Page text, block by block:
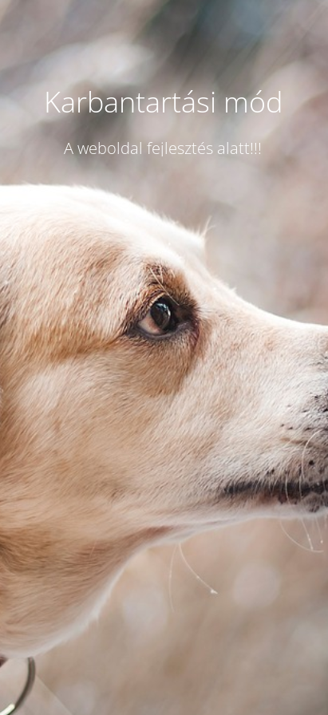
Karbantartási mód
A weboldal fejlesztés alatt!!!